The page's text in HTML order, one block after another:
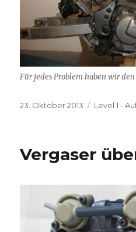
Für jedes Problem haben wir
Veröffentlicht
23. Oktober 2013 Level 1 -
Vergaser